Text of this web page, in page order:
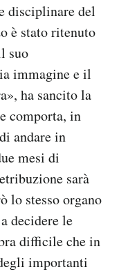
disciplinare del
è stato ritenuto
suo
immagine e il
ha sancito la
comporta, in
andare in
mesi di
sarà
lo stesso organo
decidere le
difficile che in
importanti